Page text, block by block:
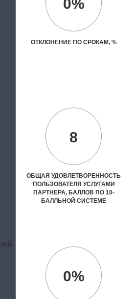
0%
ОТКЛОНЕНИЕ ПО СРОКАМ, %
8
ОБЩАЯ УДОВЛЕТВОРЕННОСТЬ
ПОЛЬЗОВАТЕЛЯ УСЛУГАМИ
ПАРТНЕРА, БАЛЛОВ ПО 10-
БАЛЛЬНОЙ СИСТЕМЕ
0%